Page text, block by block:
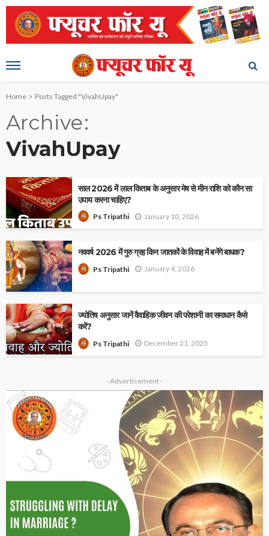
Home Posts Tagged "VivahUpay"
Archive
VivahUpay
साल 2026 में लाल किताब के अनुसार मेष से मीन राशि को कौन सा
उपाय करना चाहिए?
Ps Tripathi January 10, 2026
नववर्ष 2026 में गुरु ग्रह किन जातकों के विवाह में बनेंगे बाधक?
Ps Tripathi January 4, 2026
ज्योतिष अनुसार जानें वैवाहिक जीवन की परेशानी का समाधान कैसे
करें?
Ps Tripathi December 21, 2025
- Advertisement -